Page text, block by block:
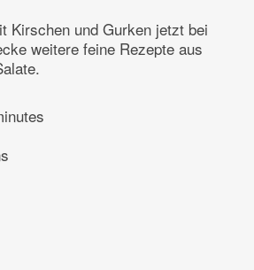
Kirschen und Gurken jetzt bei
weitere feine Rezepte aus